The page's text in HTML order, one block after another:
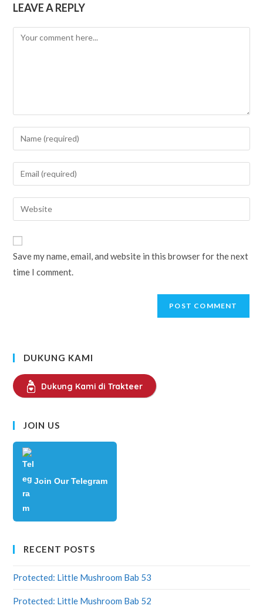
LEAVE A REPLY
Comment
Enter
your
name
to
comment
Enter
your
email
address
Enter
your
URL
(optional)
Save my name, email, and website in this browser for the next
time I comment.
DUKUNG KAMI
Dukung Kami di Trakteer
JOIN US
Join Our Telegram
RECENT POSTS
Protected: Little Mushroom Bab 53
Protected: Little Mushroom Bab 52